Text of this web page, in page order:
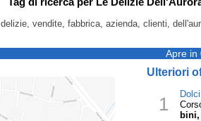
delizie, vendite, fabbrica, azienda, clienti,
Apre in
Ulteriori
1